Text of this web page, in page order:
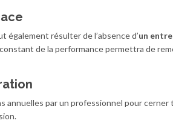
également résulter de l’absence d’un
de la performance permettra de
annuelles par un professionnel pour